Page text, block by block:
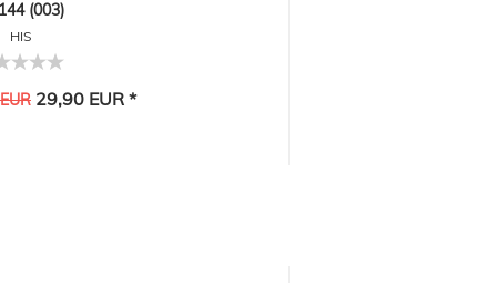
(003)
HIS
29,90 EUR *